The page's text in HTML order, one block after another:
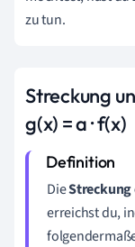
zu tun.
Streckung
g(x) = a · f(x)
DieStreckung
erreichst du,